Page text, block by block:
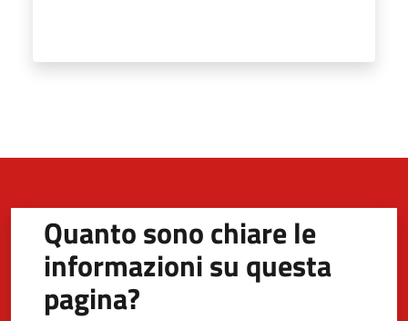
Quanto sono chiare le
informazioni su questa
pagina?